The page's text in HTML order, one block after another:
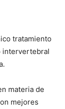
tratamiento
intervertebral
materia de
mejores